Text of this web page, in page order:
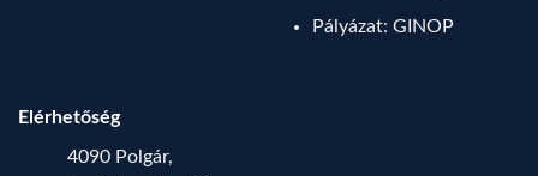
Pályázat: GINOP
Elérhetőség
4090 Polgár,